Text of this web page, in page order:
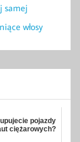
samej
włosy
pojazdy
ciężarowych?